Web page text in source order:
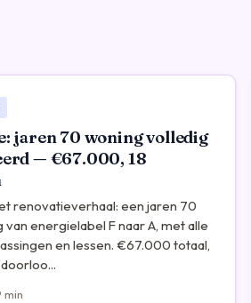
jaren 70 woning volledig
— €67.000, 18
renovatieverhaal: een jaren 70
van energielabel F naar A, met alle
en lessen. €67.000 totaal,
min